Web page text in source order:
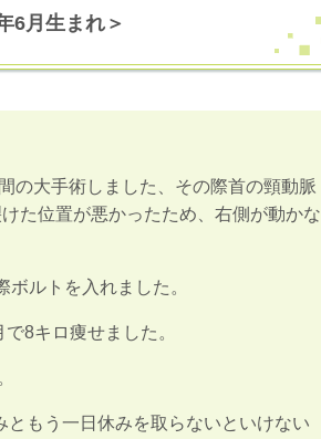
6月生まれ＞
の大手術しました、その際首の頸動脈
た位置が悪かったため、右側が動かな
ルトを入れました。
8キロ痩せました。
ともう一日休みを取らないといけない